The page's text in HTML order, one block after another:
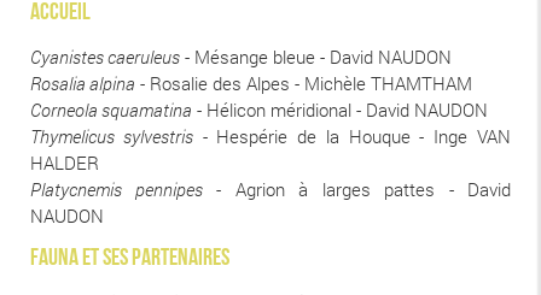
Accueil
Cyanistes caeruleus - Mésange bleue - David NAUDON
Rosalia alpina - Rosalie des Alpes - Michèle THAMTHAM
Corneola squamatina - Hélicon méridional - David NAUDON
Thymelicus sylvestris- Hespérie de la Houque - Inge VAN
HALDER
Platycnemis pennipes- Agrion à larges pattes - David
NAUDON
fauna et ses partenaires